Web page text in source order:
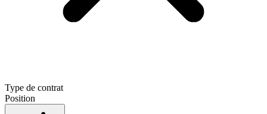
Type de contrat
Position